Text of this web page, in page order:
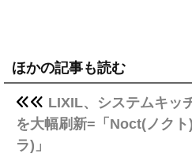
ほかの記事も読む
LIXIL、システムキッ
を大幅刷新=「Noct(ノク
ラ)」